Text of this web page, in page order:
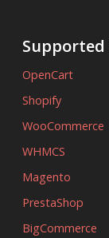
OpenCart
Shopify
WooCommerce
WHMCS
Magento
PrestaShop
BigCommerce